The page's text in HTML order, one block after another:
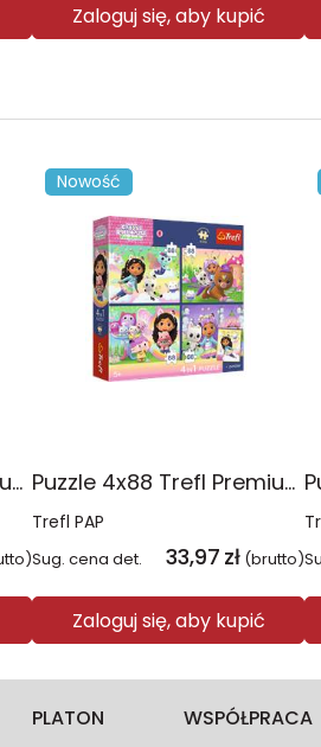
Zaloguj się, aby kupić
Puzzle 4x88 Trefl Premium Plus Kids Pajęczy dzień Spidey 34696
Nowość
Puzzle 4x88 Trefl Premium Plus Kids Kocie harce Koci Domek Gabi 34694
Trefl PAP
Sug. cena det. 33,97 zł (brutto)
Zaloguj się, aby kupić
PLATON WSPÓŁPRACA